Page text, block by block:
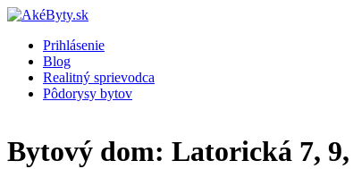
Prihlásenie
Blog
Realitný sprievodca
Pôdorysy bytov
Bytový dom: Latorická 7,